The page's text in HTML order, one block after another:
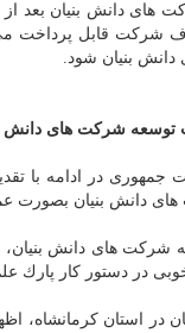
های دانش بنیان بعد
شركت قابل
بنیان شود.
توسعه شركت های دانش
در ادامه با
دانش بنیان
شركت های دانش
در دستور كار پارك
در استان كرمانشاه،